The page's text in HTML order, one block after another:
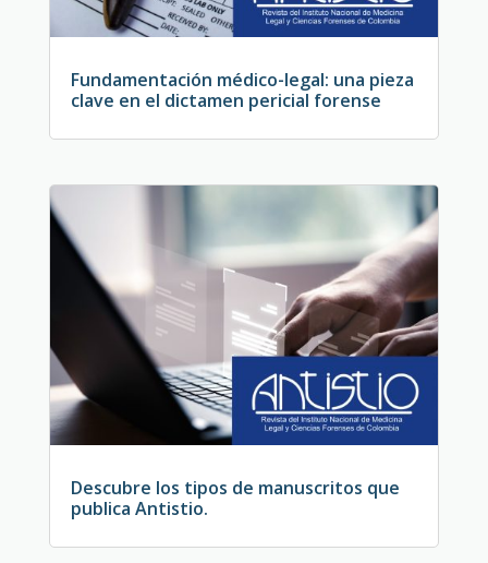
Fundamentación médico-legal: una pieza
clave en el dictamen pericial forense
Descubre los tipos de manuscritos que
publica Antistio.